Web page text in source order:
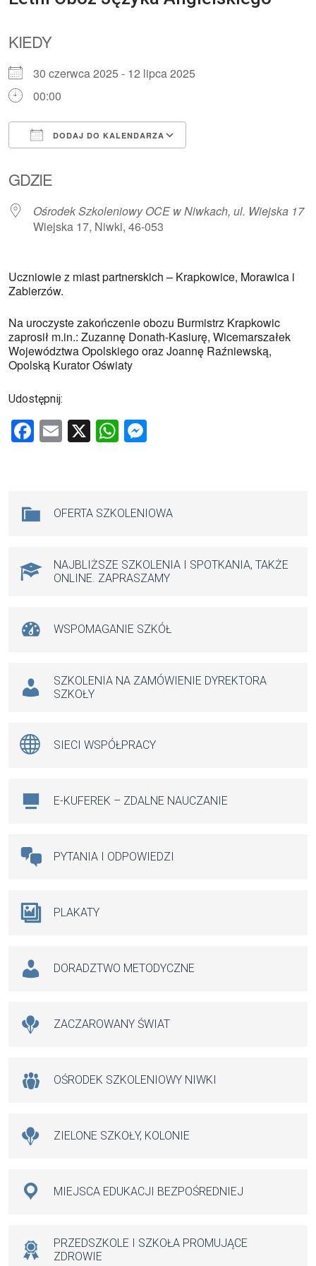
KIEDY
30 czerwca 2025 - 12 lipca 2025
00:00
DODAJ DO KALENDARZA
GDZIE
Ośrodek Szkoleniowy OCE w Niwkach, ul. Wiejska 17
Wiejska 17, Niwki, 46-053
Uczniowie z miast partnerskich – Krapkowice, Morawica i
Zabierzów.
Na uroczyste zakończenie obozu Burmistrz Krapkowic
zaprosił m.in.: Zuzannę Donath-Kasiurę, Wicemarszałek
Województwa Opolskiego oraz Joannę Raźniewską,
Opolską Kurator Oświaty
Udostępnij:
F
o
k
E
X
W
A
p
g
OFERTA SZKOLENIOWA
NAJBLIŻSZE SZKOLENIA I SPOTKANIA, TAKŻE
ONLINE. ZAPRASZAMY
WSPOMAGANIE SZKÓŁ
SZKOLENIA NA ZAMÓWIENIE DYREKTORA
SZKOŁY
SIECI WSPÓŁPRACY
E-KUFEREK – ZDALNE NAUCZANIE
PYTANIA I ODPOWIEDZI
PLAKATY
DORADZTWO METODYCZNE
ZACZAROWANY ŚWIAT
OŚRODEK SZKOLENIOWY NIWKI
ZIELONE SZKOŁY, KOLONIE
MIEJSCA EDUKACJI BEZPOŚREDNIEJ
PRZEDSZKOLE I SZKOŁA PROMUJĄCE
ZDROWIE